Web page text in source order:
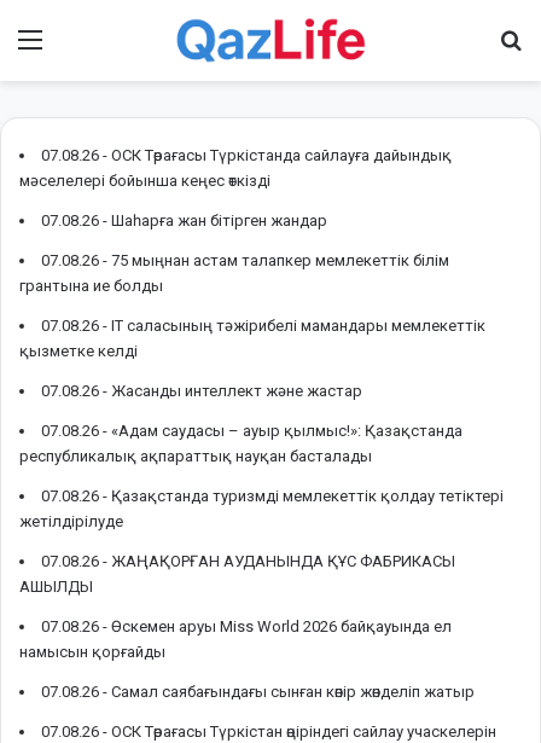
07.08.26 - ОСК Төрағасы Түркістанда сайлауға дайындық
мәселелері бойынша кеңес өткізді
07.08.26 - Шаһарға жан бітірген жандар
07.08.26 - 75 мыңнан астам талапкер мемлекеттік білім
грантына ие болды
07.08.26 - IT саласының тәжірибелі мамандары мемлекеттік
қызметке келді
07.08.26 - Жасанды интеллект және жастар
07.08.26 - «Адам саудасы – ауыр қылмыс!»: Қазақстанда
республикалық ақпараттық науқан басталады
07.08.26 - Қазақстанда туризмді мемлекеттік қолдау тетіктері
жетілдірілуде
07.08.26 - ЖАҢАҚОРҒАН АУДАНЫНДА ҚҰС ФАБРИКАСЫ
АШЫЛДЫ
07.08.26 - Өскемен аруы Miss World 2026 байқауында ел
намысын қорғайды
07.08.26 - Самал саябағындағы сынған көпір жөнделіп жатыр
07.08.26 - ОСК Төрағасы Түркістан өңіріндегі сайлау учаскелерін